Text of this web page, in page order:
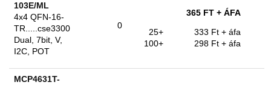
103E/ML
4x4 QFN-16-
TR.....cse3300
Dual, 7bit, V,
I2C, POT
0
365 FT + ÁFA
25+
333 Ft + áfa
100+
298 Ft + áfa
MCP4631T-